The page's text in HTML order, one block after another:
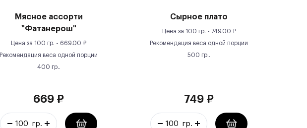
Мясное ассорти
"Фатанерош"
Цена за 100 гр. - 669.00 ₽
Рекомендация веса одной порции
400 гр..
669 ₽
Сырное плато
Цена за 100 гр. - 749.00 ₽
Рекомендация веса одной порции
500 гр..
749 ₽